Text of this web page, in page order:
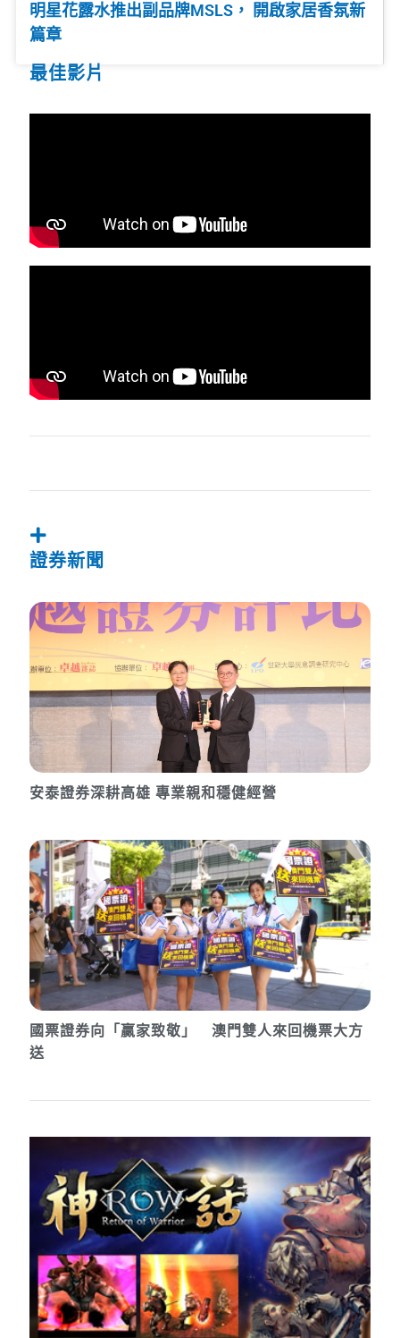
明星花露水推出副品牌MSLS， 開啟家居香氛新
篇章
最佳影片
證券新聞
安泰證券深耕高雄 專業親和穩健經營
國票證券向「贏家致敬」 澳門雙人來回機票大方
送